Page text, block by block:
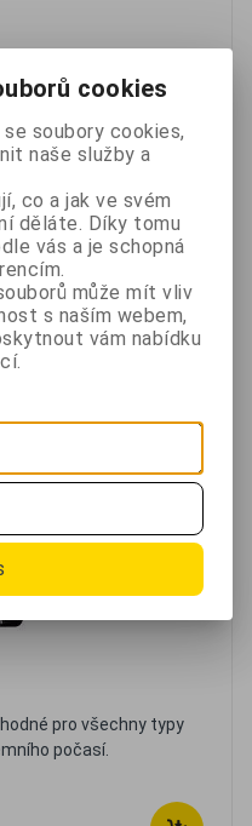
zakoupit GSM alarm,
Skladem
Porovnat
1.5V - 4ks
pro všechny typy
počasí.
cookies
soubory cookies,
naše služby a
co a jak ve svém
děláte. Díky tomu
vás a je schopná
může mít vliv
s naším webem,
vám nabídku